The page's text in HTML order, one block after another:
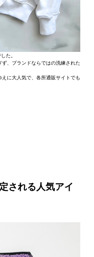
た。
、ブランドならではの洗練された
に大人気で、各所通販サイトでも
される人気アイ